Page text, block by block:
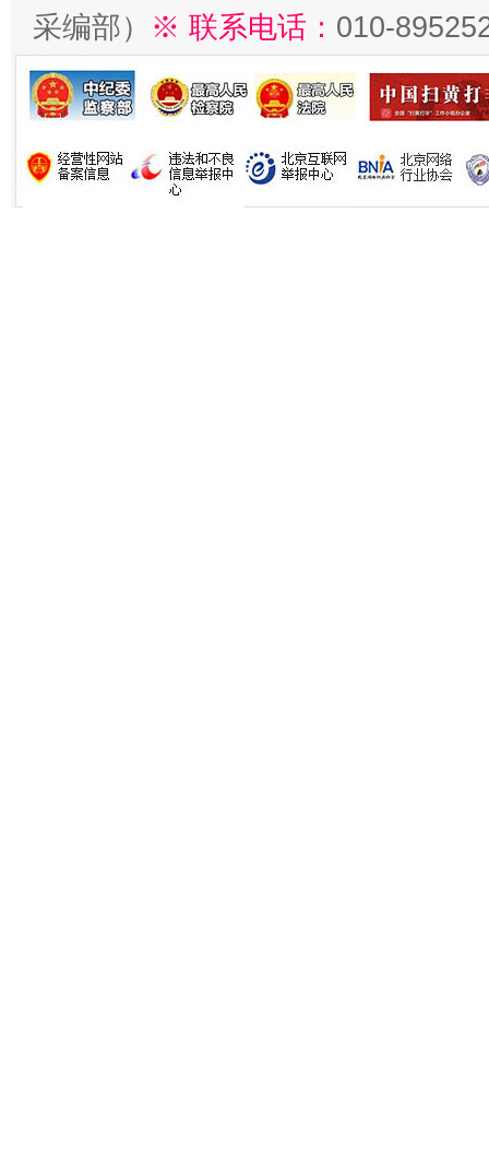
采编部） ※ 联系电话： 010-